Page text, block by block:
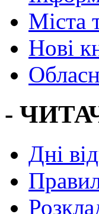
Міста
Нові
-
Дні